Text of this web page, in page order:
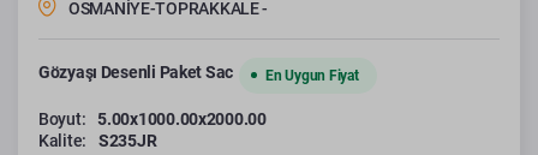
OSMANİYE-TOPRAKKALE -
Gözyaşı Desenli Paket Sac En Uygun Fiyat
Boyut:
5.00x1000.00x2000.00
Kalite:
S235JR